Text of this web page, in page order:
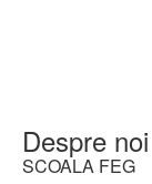
Despre noi
SCOALA FEG